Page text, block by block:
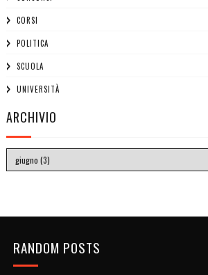
CORSI
POLITICA
SCUOLA
UNIVERSITÀ
ARCHIVIO
RANDOM POSTS